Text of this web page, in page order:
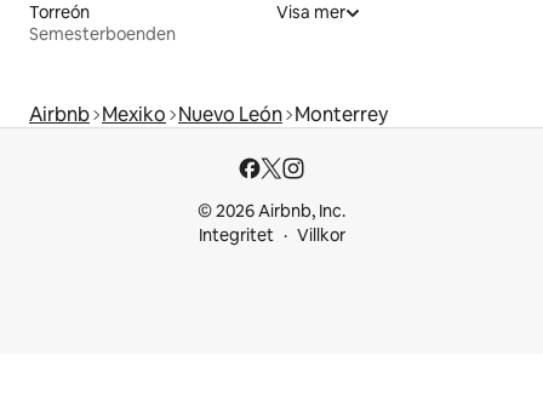
Torreón
Semesterboenden
Visa mer
Airbnb Mexiko Nuevo León Monterrey
© 2026 Airbnb, Inc.
Integritet
Villkor